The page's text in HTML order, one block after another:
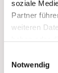
soziale
Partner
weiteren
Notwendig